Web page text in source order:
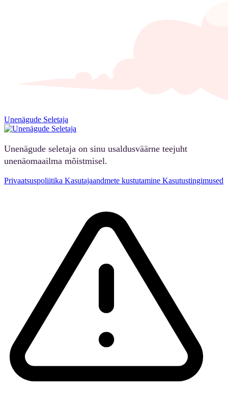
Unenägude Seletaja
Unenägude seletaja on sinu usaldusväärne teejuht
unenäomaailma mõistmisel.
Privaatsuspoliitika Kasutajaandmete kustutamine Kasutustingimused